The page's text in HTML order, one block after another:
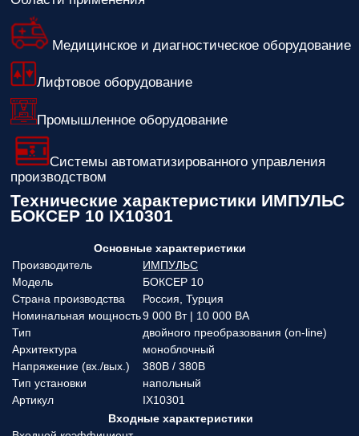
Медицинское и диагностическое оборудование
Лифтовое оборудование
Промышленное оборудование
Системы автоматизированного управления
производством
Технические характеристики ИМПУЛЬС
БОКСЕР 10 IX10301
Основные характеристики
Производитель
ИМПУЛЬС
Модель
БОКСЕР 10
Страна производства
Россия, Турция
Номинальная мощность9 000 Вт | 10 000 ВА
Тип
двойного преобразования (on-line)
Архитектура
моноблочный
Напряжение (вx./вых.)
380В / 380В
Тип установки
напольный
Артикул
IX10301
Входные характеристики